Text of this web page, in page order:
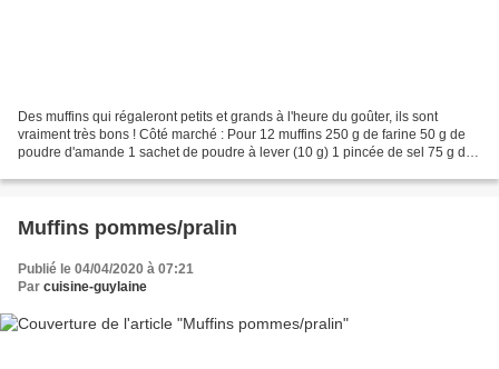
Des muffins qui régaleront petits et grands à l'heure du goûter, ils sont
vraiment très bons ! Côté marché : Pour 12 muffins 250 g de farine 50 g de
poudre d'amande 1 sachet de poudre à lever (10 g) 1 pincée de sel 75 g de
Muffins pommes/pralin
Publié le 04/04/2020 à 07:21
Par cuisine-guylaine